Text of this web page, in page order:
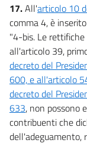
17.All'articolo 10
comma 4, è
"4-bis. Le rettifiche
all'articolo 39,
decreto del
600, e all'articolo
decreto del
633, non possono
contribuenti che
dell'adeguamento,